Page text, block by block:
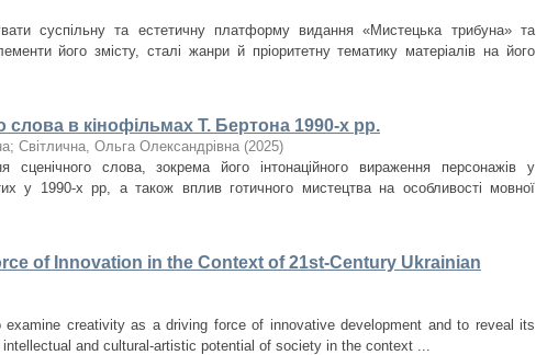
суспільну та естетичну платформу видання «Мистецька трибуна» та
його змісту, сталі жанри й пріоритетну тематику матеріалів на його
слова в кінофільмах Т. Бертона 1990-х рр.
; Світлична, Ольга Олександрівна (2025)
слова, зокрема його інтонаційного вираження персонажів у
у 1990-х рр, а також вплив готичного мистецтва на особливості мовної
of Innovation in the Context of 21st-Century Ukrainian
creativity as a driving force of innovative development and to reveal its
and cultural-artistic potential of society in the context ...